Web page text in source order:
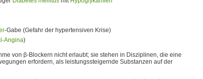
-Gabe (Gefahr der hypertensiven Krise)
Angina)
von β-Blockern nicht erlaubt; sie stehen in Disziplinen, die eine
erfordern, als leistungssteigernde Substanzen auf der